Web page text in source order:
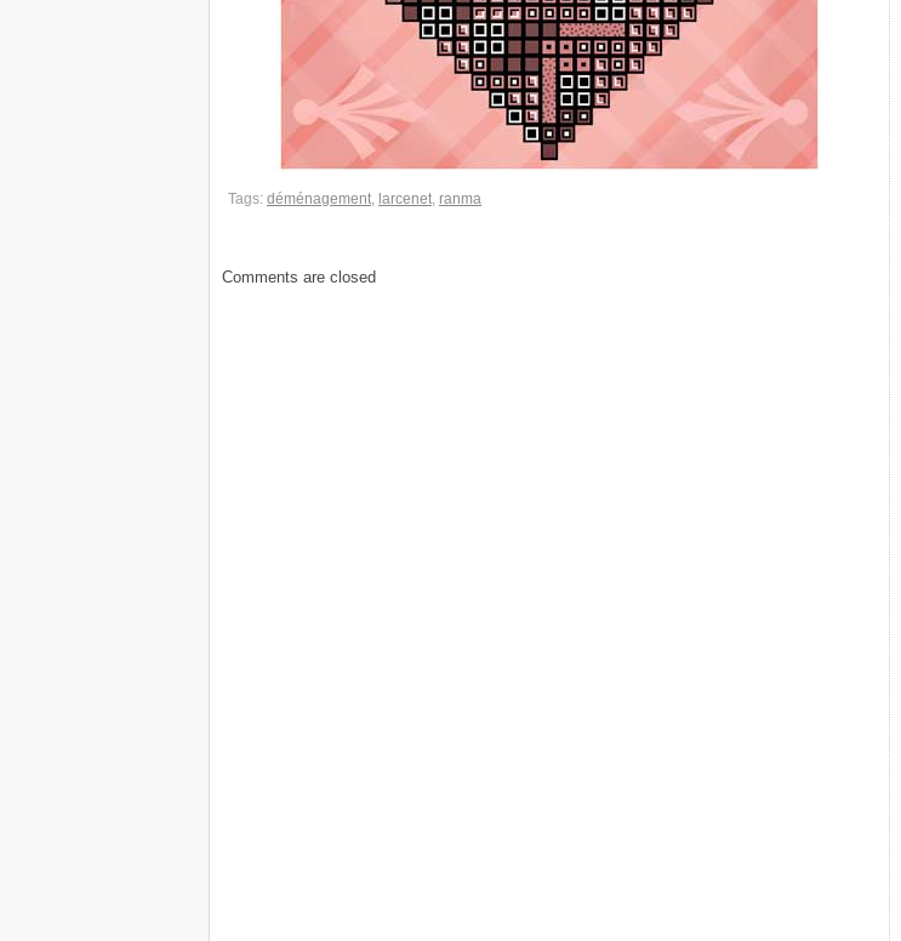
Tags: déménagement, larcenet, ranma
Comments are closed